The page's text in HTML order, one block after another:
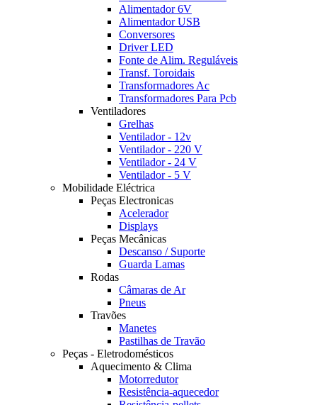
Alimentador 6V
Alimentador USB
Conversores
Driver LED
Fonte de Alim. Reguláveis
Transf. Toroidais
Transformadores Ac
Transformadores Para Pcb
Ventiladores
Grelhas
Ventilador - 12v
Ventilador - 220 V
Ventilador - 24 V
Ventilador - 5 V
Mobilidade Eléctrica
Peças Electronicas
Acelerador
Displays
Peças Mecânicas
Descanso / Suporte
Guarda Lamas
Rodas
Câmaras de Ar
Pneus
Travões
Manetes
Pastilhas de Travão
Peças - Eletrodomésticos
Aquecimento & Clima
Motorredutor
Resistência-aquecedor